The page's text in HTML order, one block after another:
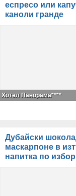
еспресо или
каноли гранде
Хотел Панорама****
Дубайски
маскарпоне в
напитка по избор